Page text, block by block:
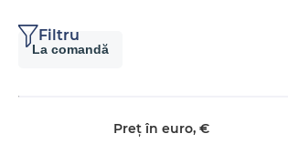
Filtru
La comandă
Preț în euro, €